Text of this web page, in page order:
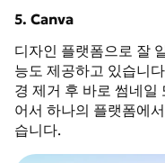
5. Canva
디자인 플랫폼으로 잘
능도 제공하고 있습니
경 제거 후 바로 썸네일
어서 하나의 플랫폼에
습니다.